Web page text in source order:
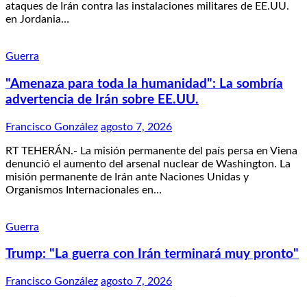
ataques de Irán contra las instalaciones militares de EE.UU.
en Jordania…
Guerra
"Amenaza para toda la humanidad": La sombría
advertencia de Irán sobre EE.UU.
Francisco González agosto 7, 2026
RT TEHERÁN.- La misión permanente del país persa en Viena
denunció el aumento del arsenal nuclear de Washington. La
misión permanente de Irán ante Naciones Unidas y
Organismos Internacionales en…
Guerra
Trump: "La guerra con Irán terminará muy pronto"
Francisco González agosto 7, 2026